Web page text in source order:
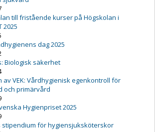
till fristående kurser på Högskolan i
2025
dag 2025
Biologisk säkerhet
av VEK: Vårdhygienisk egenkontroll för
och primärvård
Hygienpriset 2025
stipendium för hygiensjuksköterskor